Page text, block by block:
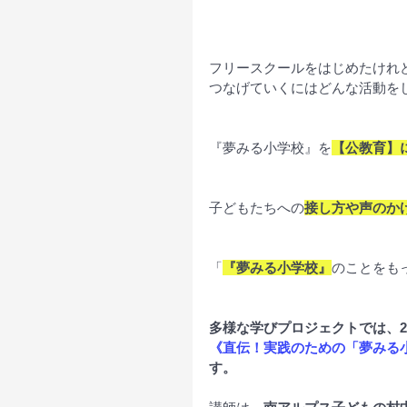
フリースクールをはじめたけれ
つなげていくにはどんな活動を
『夢みる小学校』を 【公教育
子どもたちへの接し方や声のか
「 『夢みる小学校』 のことをも
多様な学びプロジェクトでは、
《直伝！実践のための「夢み
す。